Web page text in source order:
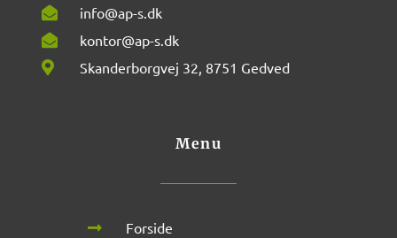
info@ap-s.dk
kontor@ap-s.dk
Skanderborgvej 32, 8751 Gedved
Menu
Forside